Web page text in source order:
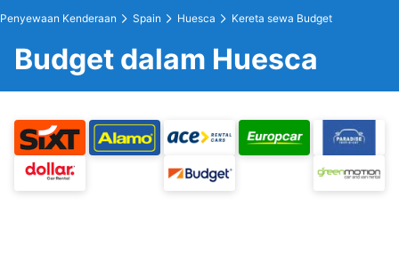
Penyewaan Kenderaan Spain Huesca Kereta sewa Budget
Budget dalam Huesca